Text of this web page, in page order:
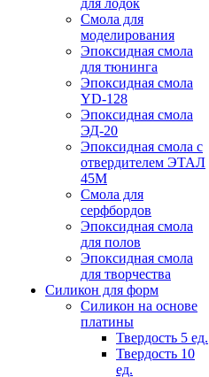
для лодок
Смола для
моделирования
Эпоксидная смола
для тюнинга
Эпоксидная смола
YD-128
Эпоксидная смола
ЭД-20
Эпоксидная смола с
отвердителем ЭТАЛ
45М
Смола для
серфбордов
Эпоксидная смола
для полов
Эпоксидная смола
для творчества
Силикон для форм
Силикон на основе
платины
Твердость 5 ед.
Твердость 10
ед.